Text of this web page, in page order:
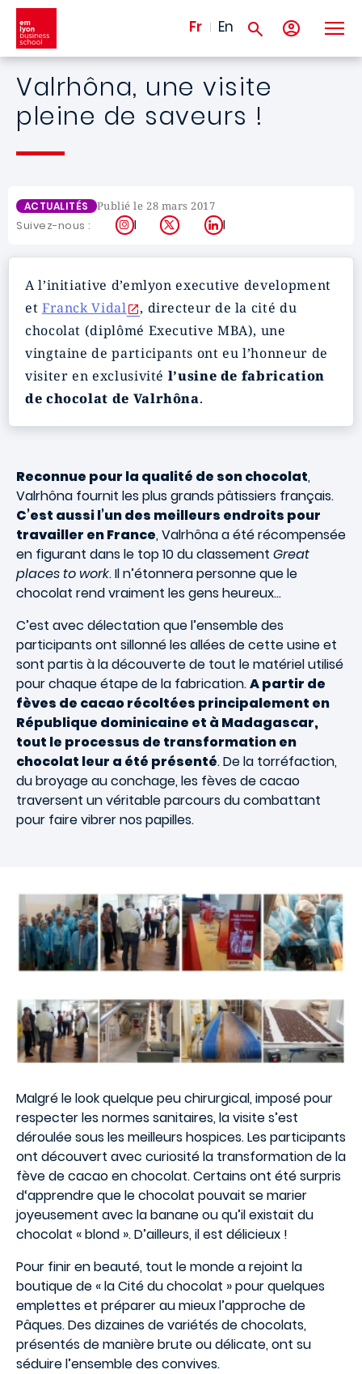
Aller au contenu principal
Fr En
Valrhôna, une visite
pleine de saveurs !
ACTUALITÉS Publié le 28 mars 2017
Suivez-nous : Instagram
X LinkedIn
A l’initiative d’emlyon executive development
et Franck Vidal
, directeur de la cité du
chocolat (diplômé Executive MBA), une
vingtaine de participants ont eu l’honneur de
visiter en exclusivité l’usine de fabrication
de chocolat de Valrhôna.
Reconnue pour la qualité de son chocolat,
Valrhôna fournit les plus grands pâtissiers français.
C’est aussi l’un des meilleurs endroits pour
travailler en France, Valrhôna a été récompensée
en figurant dans le top 10 du classement Great
places to work. Il n’étonnera personne que le
chocolat rend vraiment les gens heureux…
C’est avec délectation que l’ensemble des
participants ont sillonné les allées de cette usine et
sont partis à la découverte de tout le matériel utilisé
pour chaque étape de la fabrication.A partir de
fèves de cacao récoltées principalement en
République dominicaine et à Madagascar,
tout le processus de transformation en
chocolat leur a été présenté. De la torréfaction,
du broyage au conchage, les fèves de cacao
traversent un véritable parcours du combattant
pour faire vibrer nos papilles.
Malgré le look quelque peu chirurgical, imposé pour
respecter les normes sanitaires, la visite s’est
déroulée sous les meilleurs hospices. Les participants
ont découvert avec curiosité la transformation de la
fève de cacao en chocolat. Certains ont été surpris
d‘apprendre que le chocolat pouvait se marier
joyeusement avec la banane ou qu’il existait du
chocolat « blond ». D’ailleurs, il est délicieux !
Pour finir en beauté, tout le monde a rejoint la
boutique de « la Cité du chocolat » pour quelques
emplettes et préparer au mieux l’approche de
Pâques. Des dizaines de variétés de chocolats,
présentés de manière brute ou délicate, ont su
séduire l’ensemble des convives.